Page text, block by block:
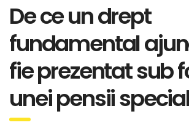
De ce un drept
fundamental
fie prezentat sub
unei pensii